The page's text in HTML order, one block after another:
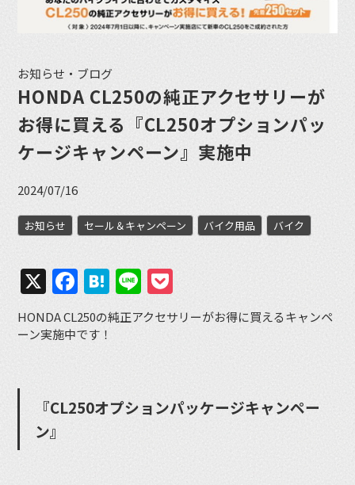
お知らせ・ブログ
HONDA CL250の純正アクセサリーが
お得に買える『CL250オプションパッ
ケージキャンペーン』実施中
2024/07/16
お知らせ セール＆キャンペーン バイク用品 バイク
X Facebook
Hatena
Line
HONDA CL250の純正アクセサリーがお得に買えるキャンペ
ーン実施中です！
『CL250オプションパッケージキャンペー
ン』